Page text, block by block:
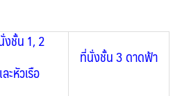
งชั้น 1, 2
ะหัวเรือ
ที่นั่งชั้น 3 ดาดฟ้า